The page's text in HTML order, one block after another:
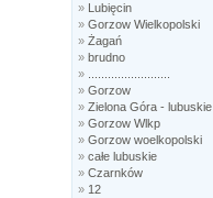
» Lubięcin
» Gorzow Wielkopolski
» Żagań
» brudno
»
» Gorzow
» Zielona Góra - lubuskie
» Gorzow Wlkp
» Gorzow woelkopolski
» całe lubuskie
» Czarnków
» 12